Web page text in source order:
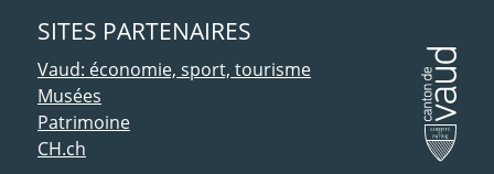
SITES PARTENAIRES
Vaud: économie, sport, tourisme
Musées
Patrimoine
CH.ch